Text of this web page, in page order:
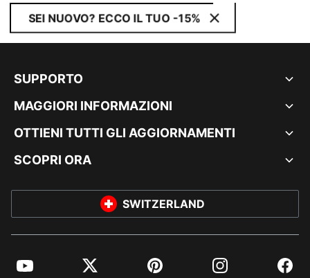
SEI NUOVO? ECCO IL TUO -15%
SUPPORTO
MAGGIORI INFORMAZIONI
OTTIENI TUTTI GLI AGGIORNAMENTI
SCOPRI ORA
SWITZERLAND
YouTube Twitter Pinterest Instagram